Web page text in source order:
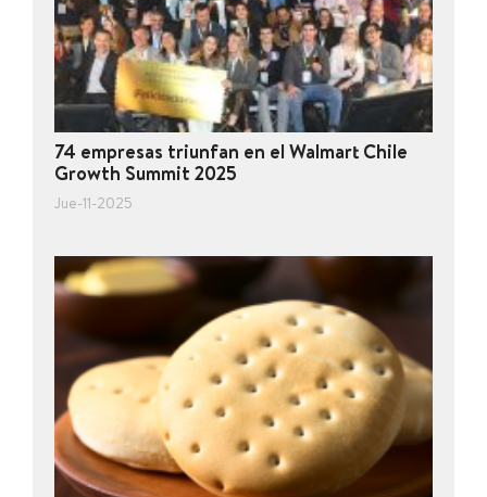
74 empresas triunfan en el Walmart Chile
Growth Summit 2025
Jue-11-2025